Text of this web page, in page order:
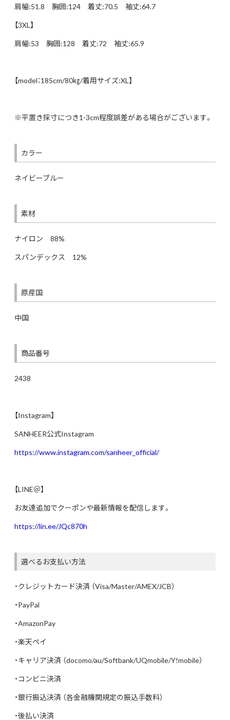
肩幅:51.8 胸囲:124 着丈:70.5 袖丈:64.7
【3XL】
肩幅:53 胸囲:128 着丈:72 袖丈:65.9
【model：185cm/80㎏/着用サイズ:XL】
※平置き採寸につき1-3cm程度誤差がある場合がございます。
カラー
ネイビーブルー
素材
ナイロン 88%
スパンデックス 12%
原産国
中国
商品番号
2438
【Instagram】
SANHEER公式Instagram
https://www.instagram.com/sanheer_official/
【LINE＠】
お友達追加でクーポンや最新情報を配信します。
https://lin.ee/JQc870h
選べるお支払い方法
・クレジットカード決済 （Visa/Master/AMEX/JCB）
・PayPal
・AmazonPay
・楽天ペイ
・キャリア決済 （docomo/au/Softbank/UQmobile/Y!mobile）
・コンビニ決済
・銀行振込決済 （各金融機関規定の振込手数料）
・後払い決済